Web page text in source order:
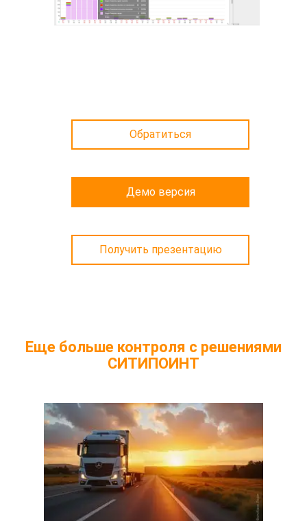
Обратиться
Демо версия
Получить презентацию
Еще больше контроля с решениями
СИТИПОИНТ